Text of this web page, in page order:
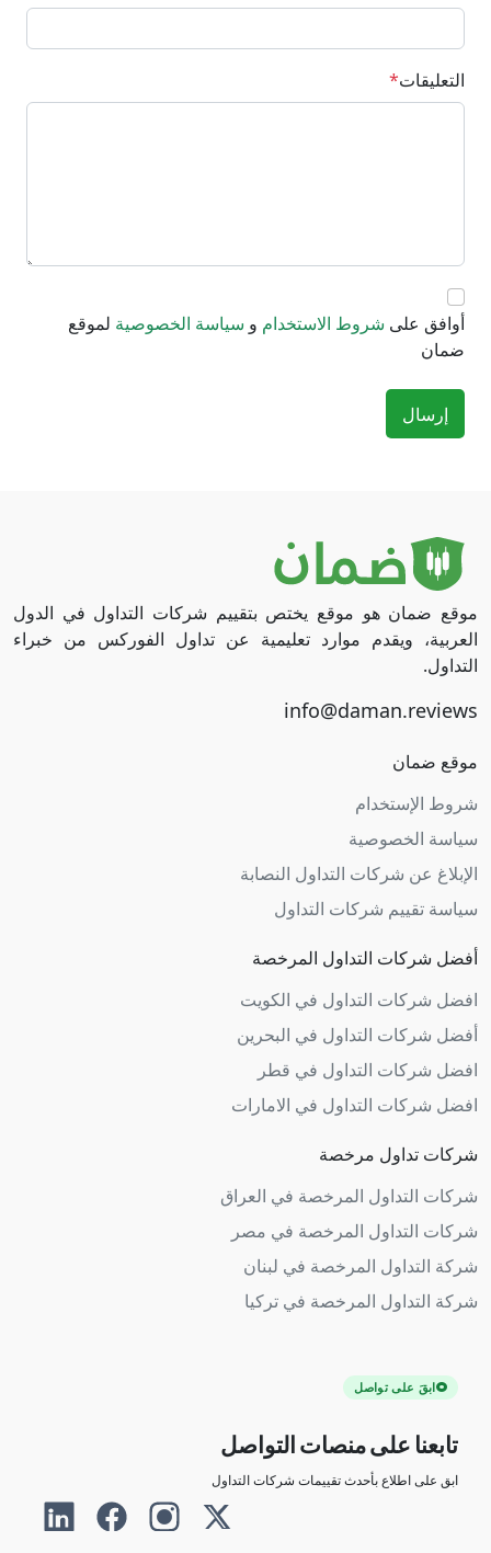
التعليقات*
أوافق على شروط الاستخدام و سياسة الخصوصية لموقع
ضمان
إرسال
موقع ضمان هو موقع يختص بتقييم شركات التداول في الدول
العربية، ويقدم موارد تعليمية عن تداول الفوركس من خبراء
التداول.
موقع ضمان
شروط الإستخدام
سياسة الخصوصية
الإبلاغ عن شركات التداول النصابة
سياسة تقييم شركات التداول
أفضل شركات التداول المرخصة
افضل شركات التداول في الكويت
أفضل شركات التداول في البحرين
افضل شركات التداول في قطر
افضل شركات التداول في الامارات
شركات تداول مرخصة
شركات التداول المرخصة في العراق
شركات التداول المرخصة في مصر
شركة التداول المرخصة في لبنان
شركة التداول المرخصة في تركيا
ابقَ على تواصل
تابعنا على منصات التواصل
ابق على اطلاع بأحدث تقييمات شركات التداول